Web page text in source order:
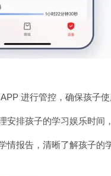
进行管控，确保孩子
安排孩子的学习娱乐时间
情报告，清晰了解孩子的